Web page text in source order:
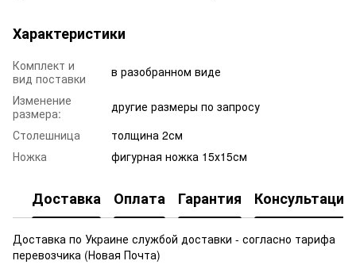
Характеристики
Комплект и
вид поставки
в разобранном виде
Изменение
размера:
другие размеры по запросу
Столешница
толщина 2см
Ножка
фигурная ножка 15х15см
Доставка Оплата Гарантия Консультация
Доставка по Украине службой доставки - согласно тарифа
перевозчика (Новая Почта)